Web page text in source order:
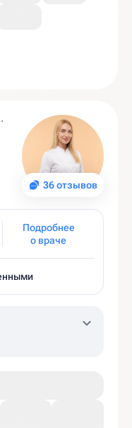
36 отзывов
Подробнее
о враче